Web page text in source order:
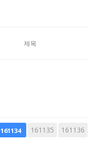
제목
161134 161135 161136